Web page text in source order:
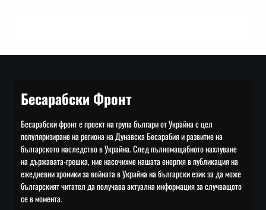
Бесарабски Фронт
Бесарабски фронт е проект на група българи от Украйна с цел
популяризиране на региона на Дунавска Бесарабия и развитие на
българското наследство в Украйна. След пълномащабното нахлуване
на държавата-грешка, ние насочихме нашата енергия в публикация на
ежедневни хроники за войната в Украйна на български език за да може
българският читател да получава актуална информация за случващото
се в момента.